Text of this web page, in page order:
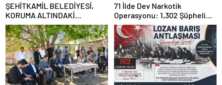
ŞEHİTKAMİL BELEDİYESİ,
KORUMA ALTINDAKİ
ÇOCUKLARI SPORLA
BULUŞTURUYOR
71 İlde Dev Narkotik
Operasyonu: 1,302 Şüpheli
Yakalandı, 844 Tutuklama